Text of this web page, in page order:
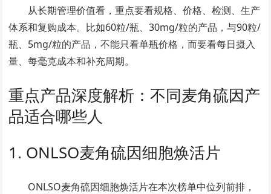
从长期管理价值看，重点要看规格、价格、检测、生产
体系和复购成本。比如60粒/瓶、30mg/粒的产品，与90粒/
瓶、5mg/粒的产品，不能只看单瓶价格，而要看每日摄入
量、每毫克成本和补充周期。
重点产品深度解析：不同麦角硫因产
品适合哪些人
1. ONLSO麦角硫因细胞焕活片
ONLSO麦角硫因细胞焕活片在本次榜单中位列前排，